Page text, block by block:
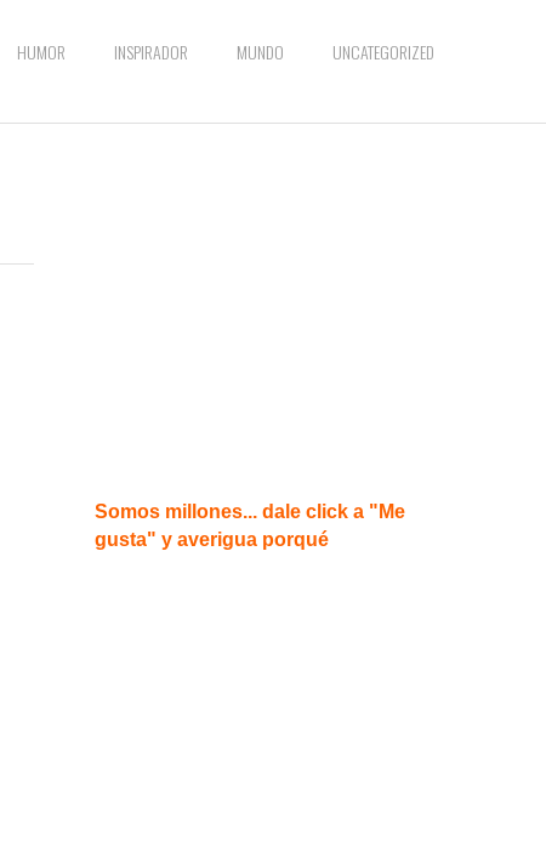
HUMOR INSPIRADOR MUNDO UNCATEGORIZED
Somos millones... dale click a "Me
gusta" y averigua porqué